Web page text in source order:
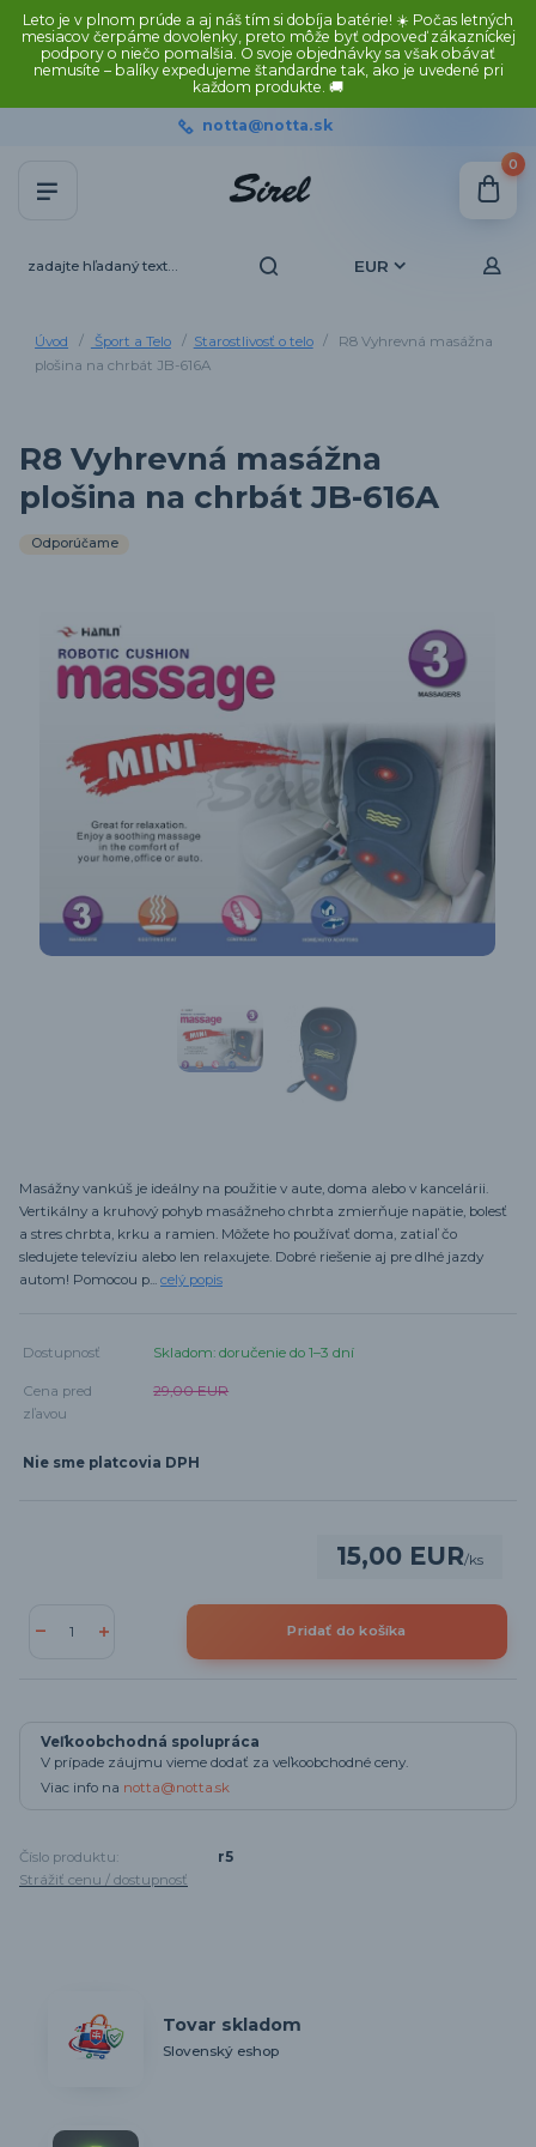
Leto je v plnom prúde a aj náš tím si dobíja batérie! ☀️ Počas letných
mesiacov čerpáme dovolenky, preto môže byť odpoveď zákazníckej
podpory o niečo pomalšia. O svoje objednávky sa však obávať
nemusíte – balíky expedujeme štandardne tak, ako je uvedené pri
každom produkte. 🚚
EUR
notta@notta.sk
0
Úvod Šport a Telo Starostlivosť o telo
R8 Vyhrevná masážna
plošina na chrbát JB-616A
R8 Vyhrevná masážna
plošina na chrbát JB-616A
Odporúčame
Masážny vankúš je ideálny na použitie v aute, doma alebo v kancelárii.
Vertikálny a kruhový pohyb masážneho chrbta zmierňuje napätie, bolesť
a stres chrbta, krku a ramien. Môžete ho používať doma, zatiaľ čo
sledujete televíziu alebo len relaxujete. Dobré riešenie aj pre dlhé jazdy
autom! Pomocou p... celý popis
Dostupnosť Skladom: doručenie do 1–3 dní
Cena pred
zľavou
29,00 EUR
Nie sme platcovia DPH
15,00 EUR/ks
Pridať do košíka
Veľkoobchodná spolupráca
V prípade záujmu vieme dodať za veľkoobchodné ceny.
Viac info na notta@notta.sk
Číslo produktu:
r5
Strážiť cenu / dostupnosť
Tovar skladom
Slovenský eshop